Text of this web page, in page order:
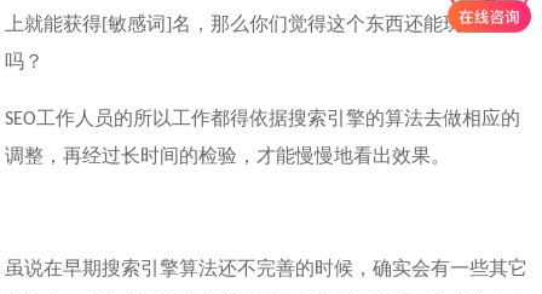
上就能获得[敏感词]名，那么你们觉得这个东西还能玩下去
吗？
SEO工作人员的所以工作都得依据搜索引擎的算法去做相应的
调整，再经过长时间的检验，才能慢慢地看出效果。
虽说在早期搜索引擎算法还不完善的时候，确实会有一些其它